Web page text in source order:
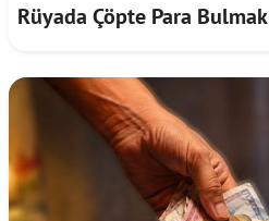
Rüyada Çöpte Para Bulmak